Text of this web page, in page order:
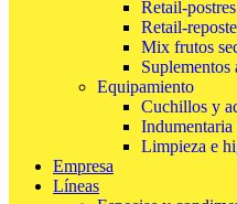
Retail-postres
Retail-
Mix frutos
Equipamiento
Cuchillos y
Limpieza e
Empresa
Líneas